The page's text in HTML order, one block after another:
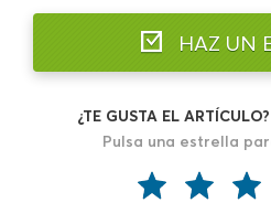
HAZ UN
¿TE GUSTA EL
Pulsa una estrella